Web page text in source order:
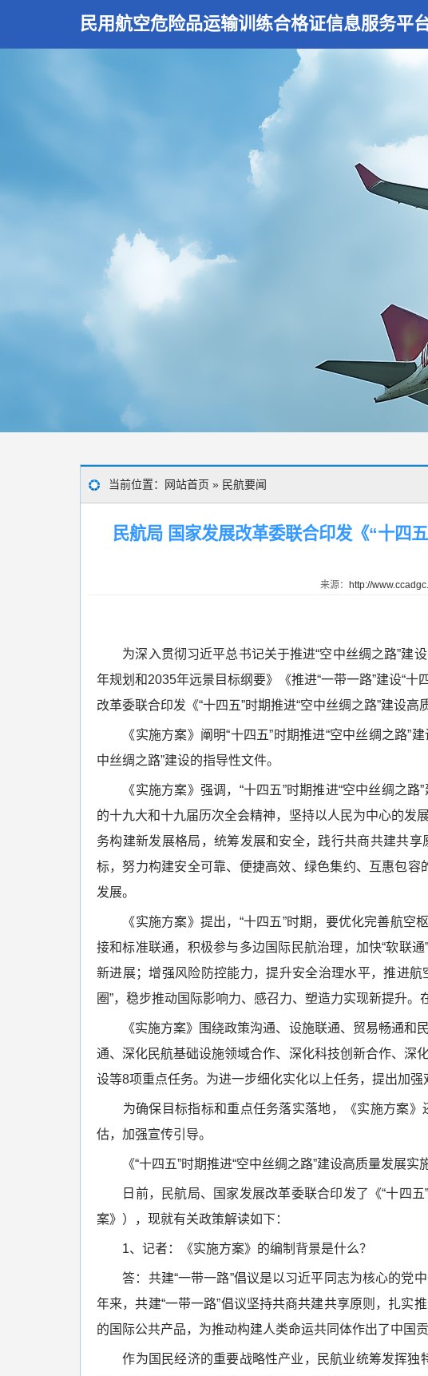
民用航空危险品运输训练合格证信息服务平
当前位置： 网站首页 » 民航要闻
民航局 国家发展改革委联合印发《“十四
来源： http://
为深入贯彻习近平总书记关于推进“空中丝绸之路”建
年规划和2035年远景目标纲要》《推进“一带一路”建设“
改革委联合印发《“十四五”时期推进“空中丝绸之路”建设
《实施方案》阐明“十四五”时期推进“空中丝绸之路”建
中丝绸之路”建设的指导性文件。
《实施方案》强调，“十四五”时期推进“空中丝绸之路
的十九大和十九届历次全会精神，坚持以人民为中心的发
务构建新发展格局，统筹发展和安全，践行共商共建共
标，努力构建安全可靠、便捷高效、绿色集约、互惠包容
发展。
《实施方案》提出，“十四五”时期，要优化完善航空
接和标准联通，积极参与多边国际民航治理，加快“软联
新进展；增强风险防控能力，提升安全治理水平，推进
圈”，稳步推动国际影响力、感召力、塑造力实现新提升
《实施方案》围绕政策沟通、设施联通、贸易畅通和
通、深化民航基础设施领域合作、深化科技创新合作、深
设等8项重点任务。为进一步细化实化以上任务，提出加
为确保目标指标和重点任务落实落地，《实施方案》
估，加强宣传引导。
《“十四五”时期推进“空中丝绸之路”建设高质量发展实
日前，民航局、国家发展改革委联合印发了《“十四五
案》），现就有关政策解读如下：
1、记者：《实施方案》的编制背景是什么？
答：共建“一带一路”倡议是以习近平同志为核心的党
年来，共建“一带一路”倡议坚持共商共建共享原则，扎实
的国际公共产品，为推动构建人类命运共同体作出了中国贡
作为国民经济的重要战略性产业，民航业统筹发挥独